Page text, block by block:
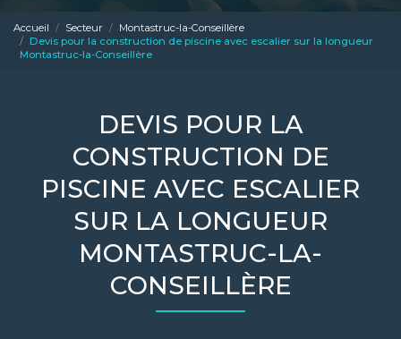
Accueil Secteur
Montastruc-la-Conseillère
Devis pour la construction de piscine avec escalier sur la longueur
Montastruc-la-Conseillère
DEVIS POUR LA
CONSTRUCTION DE
PISCINE AVEC ESCALIER
SUR LA LONGUEUR
MONTASTRUC-LA-
CONSEILLÈRE